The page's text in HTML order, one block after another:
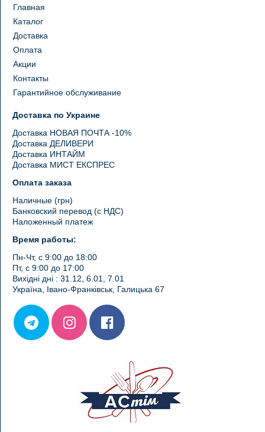
Главная
Каталог
Доставка
Оплата
Акции
Контакты
Гарантийное обслуживание
Доставка по Украине
Доставка НОВАЯ ПОЧТА -10%
Доставка ДЕЛИВЕРИ
Доставка ИНТАЙМ
Доставка МИСТ ЕКСПРЕС
Оплата заказа
Наличные (грн)
Банковский перевод (с НДС)
Наложенный платеж
Время работы:
Пн-Чт, с 9:00 до 18:00
Пт, с 9:00 до 17:00
Вихідні дні : 31.12, 6.01, 7.01
Україна, Івано-Франківськ, Галицька 67